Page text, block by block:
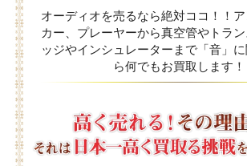
オーディオを売るなら絶対ココ！！
カー、プレーヤーから真空管やトラ
ッジやインシュレーターまで「音」
ら何でもお買取します！